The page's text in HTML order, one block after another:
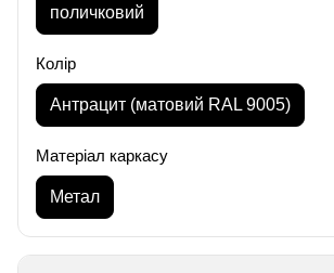
поличковий
Колір
Антрацит (матовий RAL 9005)
Матеріал каркасу
Метал